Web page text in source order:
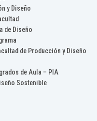
y Diseño
de Diseño
de Producción y Diseño
de Aula – PIA
Sostenible